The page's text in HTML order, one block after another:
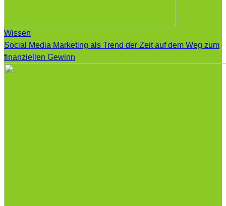
Wissen
Social Media Marketing als Trend der Zeit auf dem Weg zum
finanziellen Gewinn